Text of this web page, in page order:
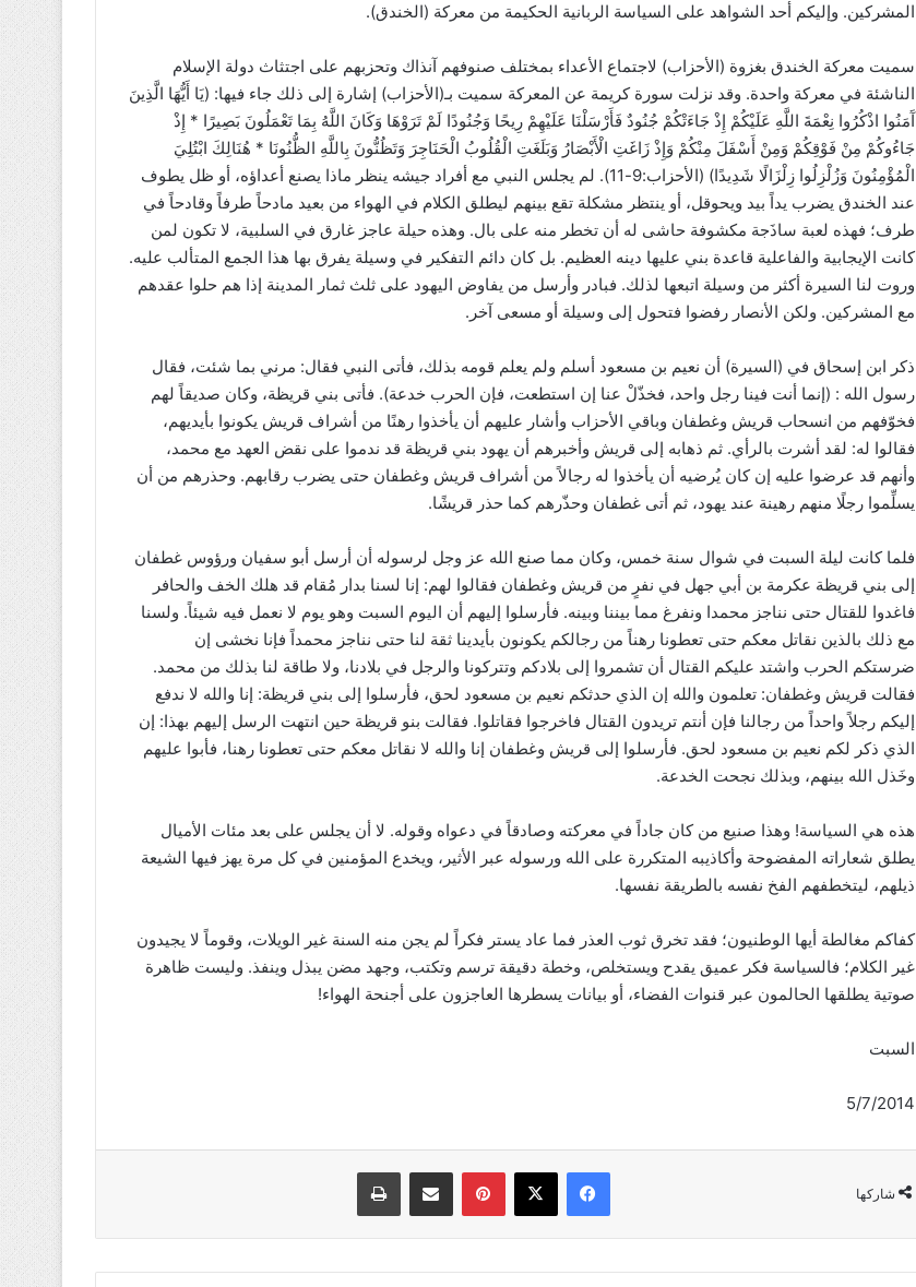
المشركين. وإليكم أحد الشواهد على السياسة الربانية الحكيمة من معركة (الخندق).
سميت معركة الخندق بغزوة (الأحزاب) لاجتماع الأعداء بمختلف صنوفهم آنذاك وتحزبهم على اجتثاث دولة الإسلام
الناشئة في معركة واحدة. وقد نزلت سورة كريمة عن المعركة سميت بـ(الأحزاب) إشارة إلى ذلك جاء فيها: (يَا أَيُّهَا الَّذِينَ
آَمَنُوا اذْكُرُوا نِعْمَةَ اللَّهِ عَلَيْكُمْ إِذْ جَاءَتْكُمْ جُنُودٌ فَأَرْسَلْنَا عَلَيْهِمْ رِيحًا وَجُنُودًا لَمْ تَرَوْهَا وَكَانَ اللَّهُ بِمَا تَعْمَلُونَ بَصِيرًا * إِذْ
جَاءُوكُمْ مِنْ فَوْقِكُمْ وَمِنْ أَسْفَلَ مِنْكُمْ وَإِذْ زَاغَتِ الْأَبْصَارُ وَبَلَغَتِ الْقُلُوبُ الْحَنَاجِرَ وَتَظُنُّونَ بِاللَّهِ الظُّنُونَا * هُنَالِكَ ابْتُلِيَ
الْمُؤْمِنُونَ وَزُلْزِلُوا زِلْزَالًا شَدِيدًا) (الأحزاب:9-11). لم يجلس النبي مع أفراد جيشه ينظر ماذا يصنع أعداؤه، أو ظل يطوف
عند الخندق يضرب يداً بيد ويحوقل، أو ينتظر مشكلة تقع بينهم ليطلق الكلام في الهواء من بعيد مادحاً طرفاً وقادحاً في
طرف؛ فهذه لعبة ساذَجة مكشوفة حاشى له أن تخطر منه على بال. وهذه حيلة عاجز غارق في السلبية، لا تكون لمن
كانت الإيجابية والفاعلية قاعدة بني عليها دينه العظيم. بل كان دائم التفكير في وسيلة يفرق بها هذا الجمع المتألب عليه.
وروت لنا السيرة أكثر من وسيلة اتبعها لذلك. فبادر وأرسل من يفاوض اليهود على ثلث ثمار المدينة إذا هم حلوا عقدهم
مع المشركين. ولكن الأنصار رفضوا فتحول إلى وسيلة أو مسعى آخر.
ذكر ابن إسحاق في (السيرة) أن نعيم بن مسعود أسلم ولم يعلم قومه بذلك، فأتى النبي فقال: مرني بما شئت، فقال
رسول الله : (إنما أنت فينا رجل واحد، فخذّلْ عنا إن استطعت، فإن الحرب خدعة). فأتى بني قريظة، وكان صديقاً لهم
فخوّفهم من انسحاب قريش وغطفان وباقي الأحزاب وأشار عليهم أن يأخذوا رهنًا من أشراف قريش يكونوا بأيديهم،
فقالوا له: لقد أشرت بالرأي. ثم ذهابه إلى قريش وأخبرهم أن يهود بني قريظة قد ندموا على نقض العهد مع محمد،
وأنهم قد عرضوا عليه إن كان يُرضيه أن يأخذوا له رجالاً من أشراف قريش وغطفان حتى يضرب رقابهم. وحذرهم من أن
يسلِّموا رجلًا منهم رهينة عند يهود، ثم أتى غطفان وحذّرهم كما حذر قريشًا.
فلما كانت ليلة السبت في شوال سنة خمس، وكان مما صنع الله عز وجل لرسوله أن أرسل أبو سفيان ورؤوس غطفان
إلى بني قريظة عكرمة بن أبي جهل في نفرٍ من قريش وغطفان فقالوا لهم: إنا لسنا بدار مُقام قد هلك الخف والحافر
فاغدوا للقتال حتى نناجز محمدا ونفرغ مما بيننا وبينه. فأرسلوا إليهم أن اليوم السبت وهو يوم لا نعمل فيه شيئاً. ولسنا
مع ذلك بالذين نقاتل معكم حتى تعطونا رهناً من رجالكم يكونون بأيدينا ثقة لنا حتى نناجز محمداً فإنا نخشى إن
ضرستكم الحرب واشتد عليكم القتال أن تشمروا إلى بلادكم وتتركونا والرجل في بلادنا، ولا طاقة لنا بذلك من محمد.
فقالت قريش وغطفان: تعلمون والله إن الذي حدثكم نعيم بن مسعود لحق، فأرسلوا إلى بني قريظة: إنا والله لا ندفع
إليكم رجلاً واحداً من رجالنا فإن أنتم تريدون القتال فاخرجوا فقاتلوا. فقالت بنو قريظة حين انتهت الرسل إليهم بهذا: إن
الذي ذكر لكم نعيم بن مسعود لحق. فأرسلوا إلى قريش وغطفان إنا والله لا نقاتل معكم حتى تعطونا رهنا، فأبوا عليهم
وخَذل الله بينهم، وبذلك نجحت الخدعة.
هذه هي السياسة! وهذا صنيع من كان جاداً في معركته وصادقاً في دعواه وقوله. لا أن يجلس على بعد مئات الأميال
يطلق شعاراته المفضوحة وأكاذيبه المتكررة على الله ورسوله عبر الأثير، ويخدع المؤمنين في كل مرة يهز فيها الشيعة
ذيلهم، ليتخطفهم الفخ نفسه بالطريقة نفسها.
كفاكم مغالطة أيها الوطنيون؛ فقد تخرق ثوب العذر فما عاد يستر فكراً لم يجن منه السنة غير الويلات، وقوماً لا يجيدون
غير الكلام؛ فالسياسة فكر عميق يقدح ويستخلص، وخطة دقيقة ترسم وتكتب، وجهد مضن يبذل وينفذ. وليست ظاهرة
صوتية يطلقها الحالمون عبر قنوات الفضاء، أو بيانات يسطرها العاجزون على أجنحة الهواء!
السبت
5/7/2014
شاركها
فيسبوك ‫X بينتيريست